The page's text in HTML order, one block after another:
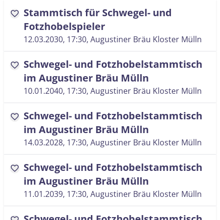
favorite Stammtisch für Schwegel- und
Fotzhobelspieler
12.03.2030, 17:30, Augustiner Bräu Kloster Mülln
favorite Schwegel- und Fotzhobelstammtisch
im Augustiner Bräu Mülln
10.01.2040, 17:30, Augustiner Bräu Kloster Mülln
favorite Schwegel- und Fotzhobelstammtisch
im Augustiner Bräu Mülln
14.03.2028, 17:30, Augustiner Bräu Kloster Mülln
favorite Schwegel- und Fotzhobelstammtisch
im Augustiner Bräu Mülln
11.01.2039, 17:30, Augustiner Bräu Kloster Mülln